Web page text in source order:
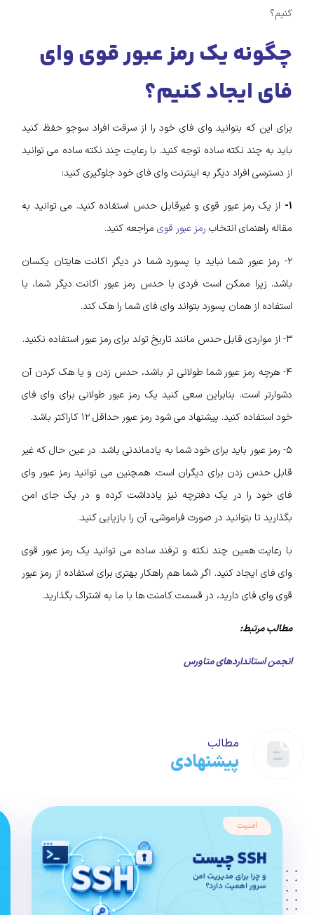
کنیم؟
چگونه یک رمز عبور قوی وای
فای ایجاد کنیم؟
برای این که بتوانید وای فای خود را از سرقت افراد سوجو حفظ کنید
باید به چند نکته ساده توجه کنید. با رعایت چند نکته ساده می توانید
از دسترسی افراد دیگر به اینترنت وای فای خود جلوگیری کنید:
۱-
از یک رمز عبور قوی و غیرقابل حدس استفاده کنید. می توانید به
مقاله راهنمای انتخاب رمز عبور قوی مراجعه کنید.
۲- رمز عبور شما نباید با پسورد شما در دیگر اکانت هایتان یکسان
باشد. زیرا ممکن است فردی با حدس رمز عبور اکانت دیگر شما، با
استفاده از همان پسورد بتواند وای فای شما را هک کند.
۳- از مواردی قابل حدس مانند تاریخ تولد برای رمز عبور استفاده نکنید.
۴- هرچه رمز عبور شما طولانی تر باشد، حدس زدن و یا هک کردن آن
دشوارتر است. بنابراین سعی کنید یک رمز عبور طولانی برای وای فای
خود استفاده کنید. پیشنهاد می شود رمز عبور حداقل ۱۲ کاراکتر باشد.
۵- رمز عبور باید برای خود شما به یادماندنی باشد. در عین حال که غیر
قابل حدس زدن برای دیگران است. همچنین می توانید رمز عبور وای
فای خود را در یک دفترچه نیز یادداشت کرده و در یک جای امن
بگذارید تا بتوانید در صورت فراموشی، آن را بازیابی کنید.
با رعایت همین چند نکته و ترفند ساده می توانید یک رمز عبور قوی
وای فای ایجاد کنید. اگر شما هم راهکار بهتری برای استفاده از رمز عبور
قوی وای فای دارید، در قسمت کامنت ها با ما به اشتراک بگذارید.
مطالب مرتبط:
انجمن استانداردهای متاورس
مطالب
پیشنهادی
امنیت